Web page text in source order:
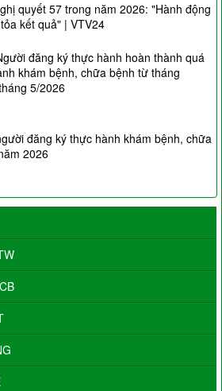
quyết 57 trong năm 2026: "Hành động
kết quả" | VTV24
đăng ký thực hành hoàn thành quá
khám bệnh, chữa bệnh từ tháng
5/2026
đăng ký thực hành khám bệnh, chữa
2026